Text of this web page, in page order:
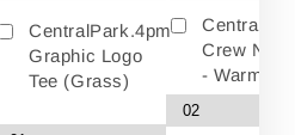
CentralPark.4pm
Graphic Logo
Tee (Grass)
Crew
- Warm